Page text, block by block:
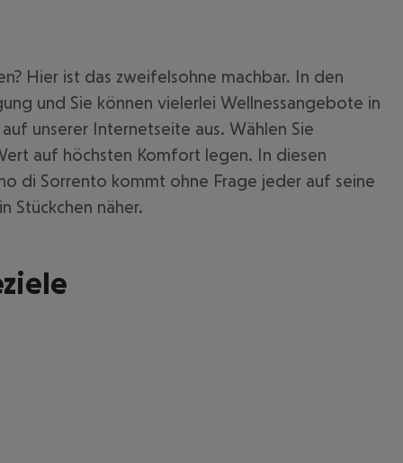
Hier ist das zweifelsohne machbar. In den
und Sie können vielerlei Wellnessangebote in
unserer Internetseite aus. Wählen Sie
auf höchsten Komfort legen. In diesen
di Sorrento kommt ohne Frage jeder auf seine
Stückchen näher.